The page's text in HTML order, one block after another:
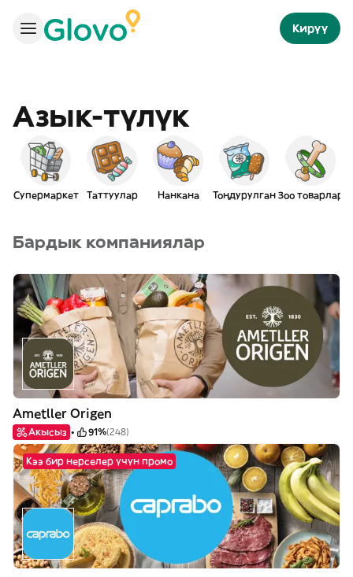
Кирүү
Азык-түлүк
Супермаркет Таттуулар Нанкана Тоңдурулган Зоо товарлар
Бардык компаниялар
Ametller Origen
Акысыз 91%(248)
Кээ бир нерселер үчүн промо